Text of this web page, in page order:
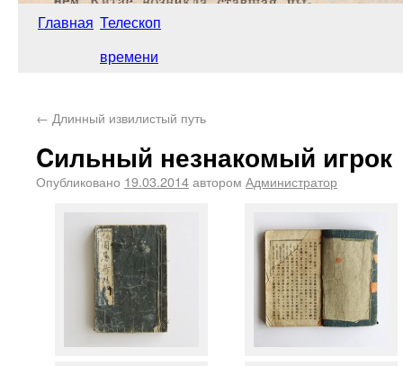
Главная Телескоп
времени
← Длинный извилистый путь
Cильный незнакомый игрок
Опубликовано 19.03.2014автором Администратор